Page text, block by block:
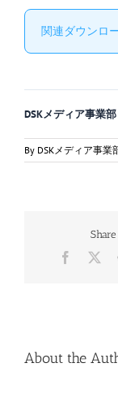
関連ダウンロ
DSKメディア事業部
By DSKメディア事業
About the